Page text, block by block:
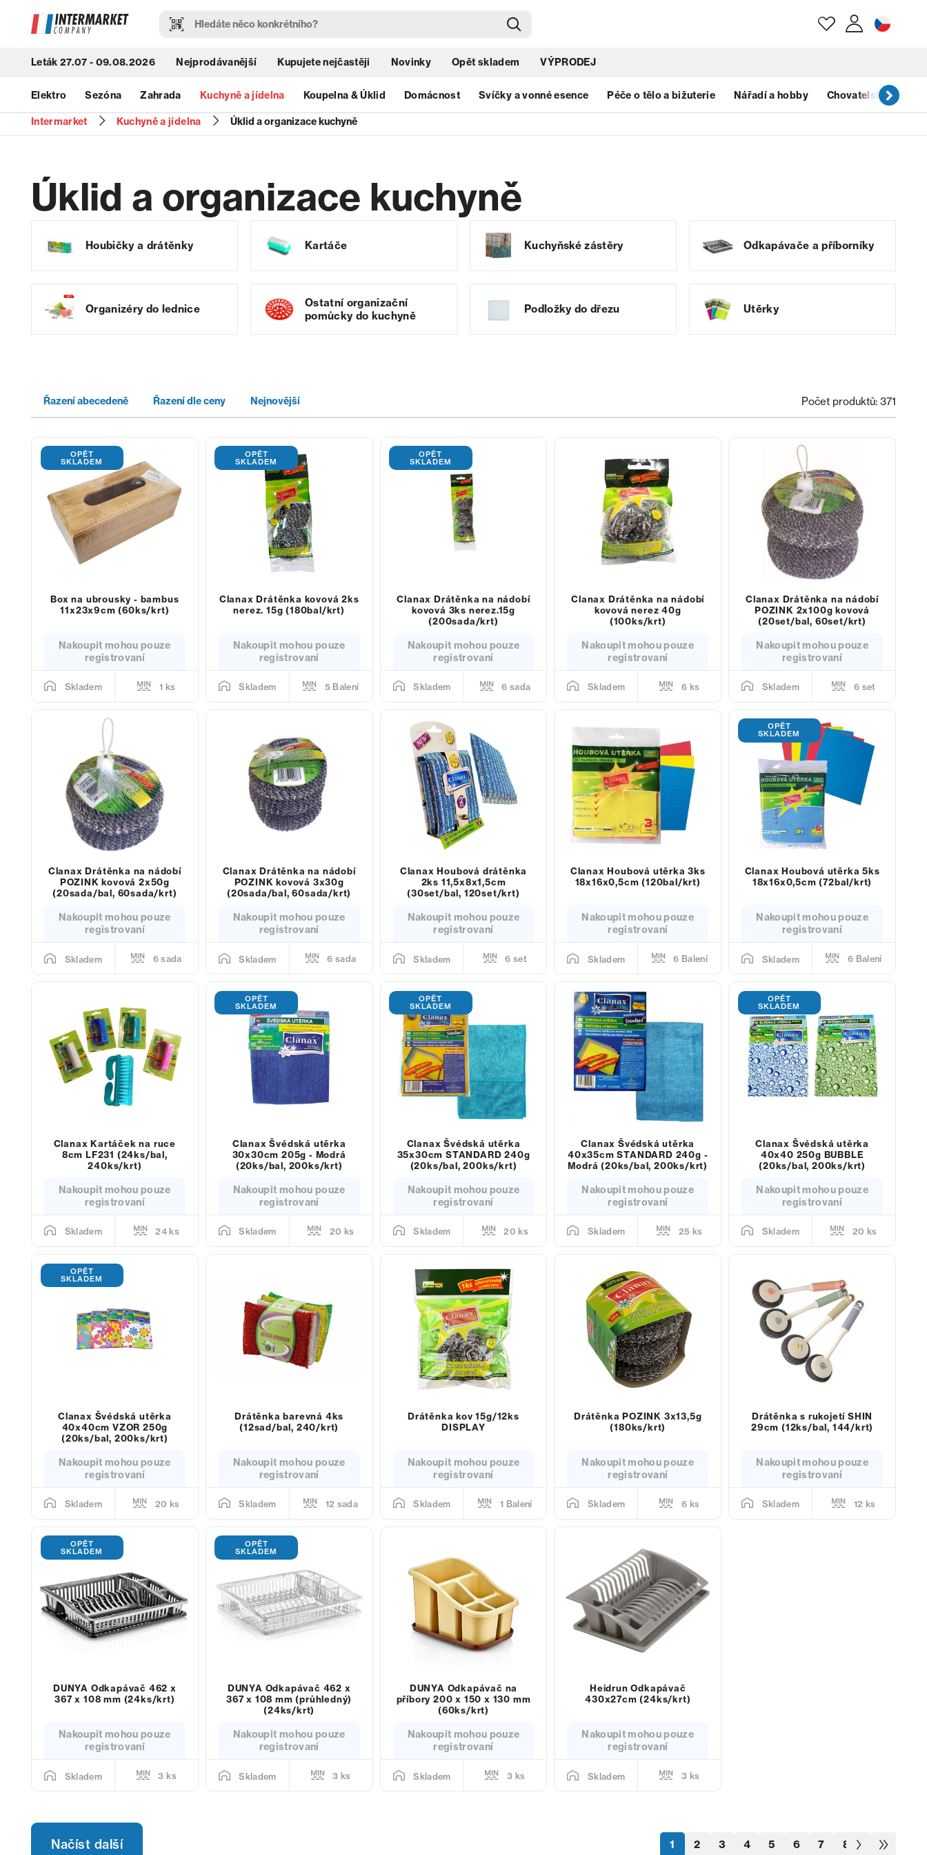
Leták 27.07 - 09.08.2026 Nejprodávanější Kupujete nejčastěji Novinky Opět skladem VÝPRODEJ
Elektro Sezóna Zahrada Kuchyně a jídelna Koupelna & Úklid Domácnost Svíčky a vonné esence Péče o tělo a bižuterie Nářadí a hobby Chovatelské
Intermarket Kuchyně a jídelna Úklid a organizace kuchyně
Úklid a organizace kuchyně
Houbičky a drátěnky Kartáče Kuchyňské zástěry Odkapávače a příborníky
Organizéry do lednice
Ostatní organizační
pomůcky do kuchyně
Podložky do dřezu Utěrky
Řazení abecedeně Řazení dle ceny Nejnovější Počet produktů: 371
OPĚT
SKLADEM
Box na ubrousky - bambus
11x23x9cm (60ks/krt)
Nakoupit mohou pouze
registrovaní
Skladem 1 ks
OPĚT
SKLADEM
Clanax Drátěnka kovová 2ks
nerez. 15g (180bal/krt)
Nakoupit mohou pouze
registrovaní
Skladem 5 Balení
OPĚT
SKLADEM
Clanax Drátěnka na nádobí
kovová 3ks nerez.15g
(200sada/krt)
Nakoupit mohou pouze
registrovaní
Skladem 6 sada
Clanax Drátěnka na nádobí
kovová nerez 40g
(100ks/krt)
Nakoupit mohou pouze
registrovaní
Skladem 6 ks
Clanax Drátěnka na nádobí
POZINK 2x100g kovová
(20set/bal, 60set/krt)
Nakoupit mohou pouze
registrovaní
Skladem 6 set
Clanax Drátěnka na nádobí
POZINK kovová 2x50g
(20sada/bal, 60sada/krt)
Nakoupit mohou pouze
registrovaní
Skladem 6 sada
Clanax Drátěnka na nádobí
POZINK kovová 3x30g
(20sada/bal, 60sada/krt)
Nakoupit mohou pouze
registrovaní
Skladem 6 sada
Clanax Houbová drátěnka
2ks 11,5x8x1,5cm
(30set/bal, 120set/krt)
Nakoupit mohou pouze
registrovaní
Skladem 6 set
Clanax Houbová utěrka 3ks
18x16x0,5cm (120bal/krt)
Nakoupit mohou pouze
registrovaní
Skladem 6 Balení
OPĚT
SKLADEM
Clanax Houbová utěrka 5ks
18x16x0,5cm (72bal/krt)
Nakoupit mohou pouze
registrovaní
Skladem 6 Balení
Clanax Kartáček na ruce
8cm LF231 (24ks/bal,
240ks/krt)
Nakoupit mohou pouze
registrovaní
Skladem 24 ks
OPĚT
SKLADEM
Clanax Švédská utěrka
30x30cm 205g - Modrá
(20ks/bal, 200ks/krt)
Nakoupit mohou pouze
registrovaní
Skladem 20 ks
OPĚT
SKLADEM
Clanax Švédská utěrka
35x30cm STANDARD 240g
(20ks/bal, 200ks/krt)
Nakoupit mohou pouze
registrovaní
Skladem 20 ks
Clanax Švédská utěrka
40x35cm STANDARD 240g -
Modrá (20ks/bal, 200ks/krt)
Nakoupit mohou pouze
registrovaní
Skladem 25 ks
OPĚT
SKLADEM
Clanax Švédská utěrka
40x40 250g BUBBLE
(20ks/bal, 200ks/krt)
Nakoupit mohou pouze
registrovaní
Skladem 20 ks
OPĚT
SKLADEM
Clanax Švédská utěrka
40x40cm VZOR 250g
(20ks/bal, 200ks/krt)
Nakoupit mohou pouze
registrovaní
Skladem 20 ks
Drátěnka barevná 4ks
(12sad/bal, 240/krt)
Nakoupit mohou pouze
registrovaní
Skladem 12 sada
Drátěnka kov 15g/12ks
DISPLAY
Nakoupit mohou pouze
registrovaní
Skladem 1 Balení
Drátěnka POZINK 3x13,5g
(180ks/krt)
Nakoupit mohou pouze
registrovaní
Skladem 6 ks
Drátěnka s rukojetí SHIN
29cm (12ks/bal, 144/krt)
Nakoupit mohou pouze
registrovaní
Skladem 12 ks
OPĚT
SKLADEM
DUNYA Odkapávač 462 x
367 x 108 mm (24ks/krt)
Nakoupit mohou pouze
registrovaní
Skladem 3 ks
OPĚT
SKLADEM
DUNYA Odkapávač 462 x
367 x 108 mm (průhledný)
(24ks/krt)
Nakoupit mohou pouze
registrovaní
Skladem 3 ks
DUNYA Odkapávač na
příbory 200 x 150 x 130 mm
(60ks/krt)
Nakoupit mohou pouze
registrovaní
Skladem 3 ks
Heidrun Odkapávač
430x27cm (24ks/krt)
Nakoupit mohou pouze
registrovaní
Skladem 3 ks
Načíst další 1 2 3 4 5 6 7 8